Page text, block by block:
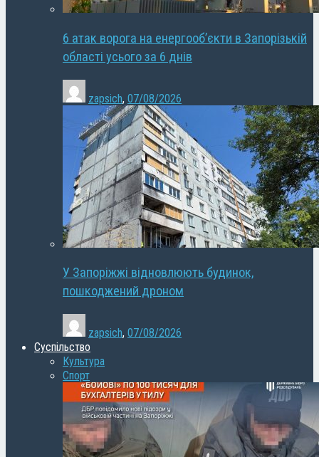
6 атак ворога на енергооб’єкти в Запорізькій
області усього за 6 днів
zapsich, 07/08/2026
У Запоріжжі відновлюють будинок,
пошкоджений дроном
zapsich, 07/08/2026
Суспільство
Культура
Спорт